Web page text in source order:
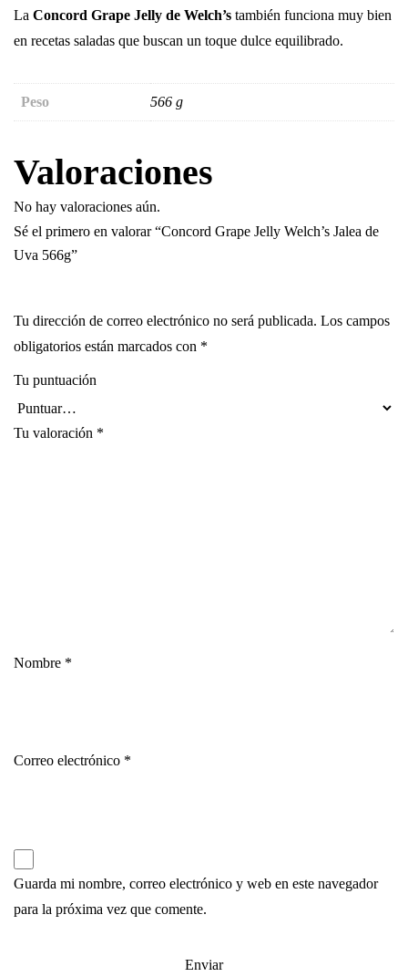
La Concord Grape Jelly de Welch’s también funciona muy bien
en recetas saladas que buscan un toque dulce equilibrado.
Peso 566 g
Valoraciones
No hay valoraciones aún.
Sé el primero en valorar “Concord Grape Jelly Welch’s Jalea de
Uva 566g”
Tu dirección de correo electrónico no será publicada. Los campos
obligatorios están marcados con *
Tu puntuación
Tu valoración *
Nombre *
Correo electrónico *
Guarda mi nombre, correo electrónico y web en este navegador
para la próxima vez que comente.